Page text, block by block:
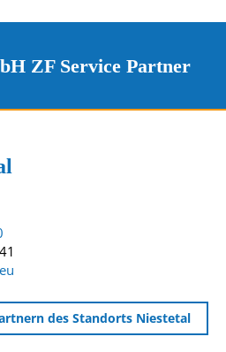
ZF Service Partner
des Standorts Niestetal